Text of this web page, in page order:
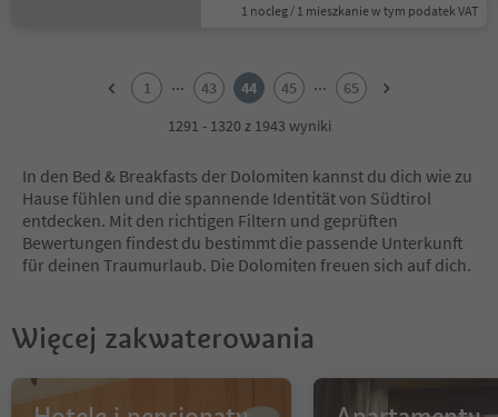
1 nocleg / 1 mieszkanie w tym podatek VAT
10
11
13
14
16
1 ... 43 44 45 ...
65
1291 - 1320 z 1943 wyniki
In den Bed & Breakfasts der Dolomiten kannst du dich wie zu
Hause fühlen und die spannende Identität von Südtirol
entdecken. Mit den richtigen Filtern und geprüften
Bewertungen findest du bestimmt die passende Unterkunft
für deinen Traumurlaub. Die Dolomiten freuen sich auf dich.
Więcej zakwaterowania